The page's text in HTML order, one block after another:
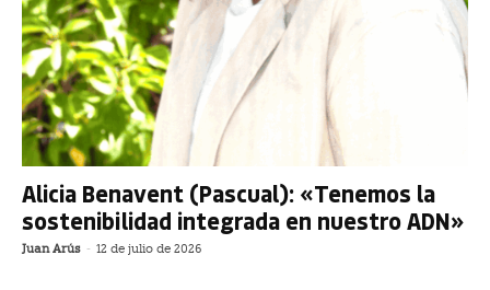
Alicia Benavent (Pascual): «Tenemos la
sostenibilidad integrada en nuestro ADN»
Juan Arús - 12 de julio de 2026